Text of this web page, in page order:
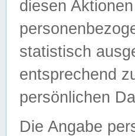
diesen
statistisch
entsprechend
persönlichen
Die Angabe